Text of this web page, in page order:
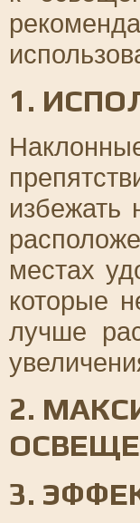
1.
избежать
местах
которые
лучше
2.
3.